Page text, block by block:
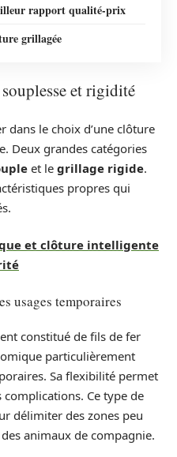
rapport qualité-prix
grillagée
et rigidité
dans le choix d’une clôture
Deux grandes catégories
et le grillage rigide.
propres qui
et clôture intelligente
usages temporaires
constitué de fils de fer
particulièrement
Sa flexibilité permet
Ce type de
délimiter des zones peu
animaux de compagnie.